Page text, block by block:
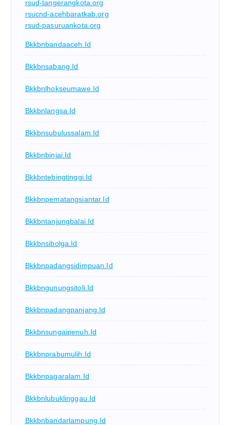
rsud-tangerangkota.org
rsucnd-acehbaratkab.org
rsud-pasuruankota.org
Bkkbnbandaaceh.id
Bkkbnsabang.id
Bkkbnlhokseumawe.id
Bkkbnlangsa.id
Bkkbnsubulussalam.id
Bkkbnbinjai.id
Bkkbntebingtinggi.id
Bkkbnpematangsiantar.id
Bkkbntanjungbalai.id
Bkkbnsibolga.id
Bkkbnpadangsidimpuan.id
Bkkbngunungsitoli.id
Bkkbnpadangpanjang.id
Bkkbnsungaipenuh.id
Bkkbnprabumulih.id
Bkkbnpagaralam.id
Bkkbnlubuklinggau.id
Bkkbnbandarlampung.id